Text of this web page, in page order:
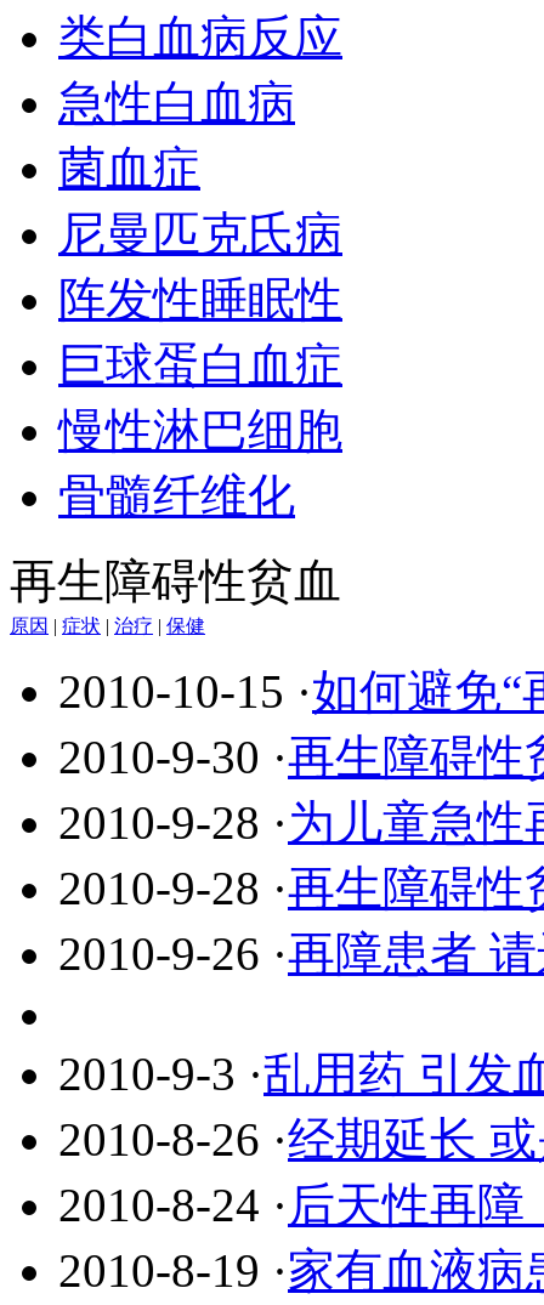
类白血病反应
急性白血病
菌血症
尼曼匹克氏病
阵发性睡眠性
巨球蛋白血症
慢性淋巴细胞
骨髓纤维化
再生障碍性贫血
原因 | 症状 | 治疗 | 保健
2010-10-15 ·如何避免“
2010-9-30 ·再生障碍性
2010-9-28 ·为儿童急性
2010-9-28 ·再生障碍性
2010-9-26 ·再障患者
2010-9-3 ·乱用药 引发
2010-8-26 ·经期延长
2010-8-24 · 后天性再障
2010-8-19 ·家有血液病